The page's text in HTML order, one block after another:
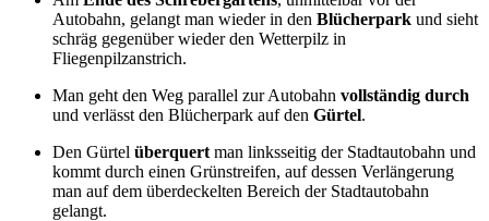
Autobahn, gelangt man wieder in den Blücherpark und sieht
schräg gegenüber wieder den Wetterpilz in
Fliegenpilzanstrich.
Man geht den Weg parallel zur Autobahn vollständig durch
und verlässt den Blücherpark auf den Gürtel.
Den Gürtel überquert man linksseitig der Stadtautobahn und
kommt durch einen Grünstreifen, auf dessen Verlängerung
man auf dem überdeckelten Bereich der Stadtautobahn
gelangt.